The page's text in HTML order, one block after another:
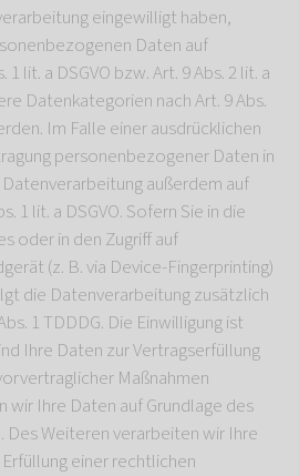
eingewilligt haben,
Daten auf
1 lit. a DSGVO bzw. Art. 9 Abs. 2 lit. a
Datenkategorien nach Art. 9 Abs.
Im Falle einer ausdrücklichen
personenbezogener Daten in
außerdem auf
1 lit. a DSGVO. Sofern Sie in die
oder in den Zugriff auf
(z. B. via Device-Fingerprinting)
die Datenverarbeitung zusätzlich
1 TDDDG. Die Einwilligung ist
Ihre Daten zur Vertragserfüllung
Maßnahmen
Ihre Daten auf Grundlage des
Des Weiteren verarbeiten wir Ihre
einer rechtlichen